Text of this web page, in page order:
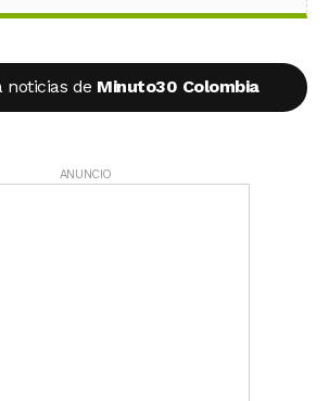
noticias de Minuto30 Colombia
ANUNCIO